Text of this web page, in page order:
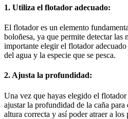
1. Utiliza el flotador adecuado:
El flotador es un elemento
boloñesa, ya que permite detectar las
importante elegir el flotador
del agua y la especie que se pesca.
2. Ajusta la profundidad:
Una vez que hayas elegido el
ajustar la profundidad de la caña para
altura correcta y así poder atraer a los